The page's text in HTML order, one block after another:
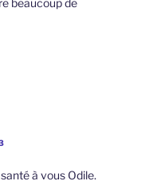
beaucoup de
à vous Odile.